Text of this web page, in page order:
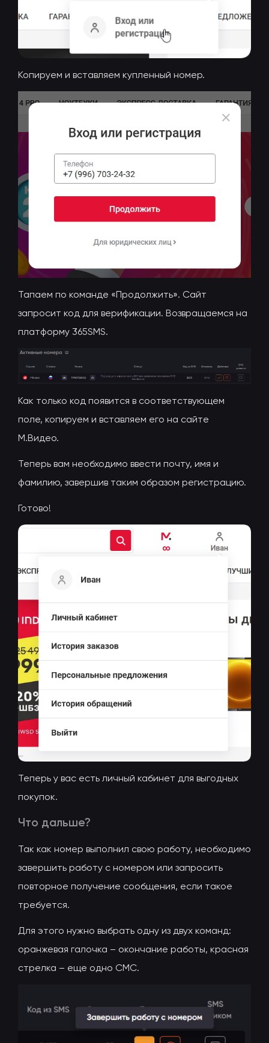
Копируем и вставляем купленный номер.
Тапаем по команде «Продолжить». Сайт
запросит код для верификации. Возвращаемся на
платформу 365SMS.
Как только код появится в соответствующем
поле, копируем и вставляем его на сайте
М.Видео.
Теперь вам необходимо ввести почту, имя и
фамилию, завершив таким образом регистрацию.
Готово!
Теперь у вас есть личный кабинет для выгодных
покупок.
Что дальше?
Так как номер выполнил свою работу, необходимо
завершить работу с номером или запросить
повторное получение сообщения, если такое
требуется.
Для этого нужно выбрать одну из двух команд:
оранжевая галочка – окончание работы, красная
стрелка – еще одно СМС.